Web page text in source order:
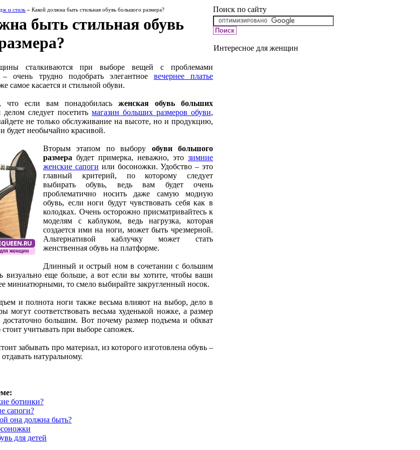
и стиль » Какой должна быть стильная обувь большого размера?
быть стильная обувь
сталкиваются при выборе вещей с проблемами
– очень трудно подобрать элегантное вечернее платье
самое касается и стильной обуви.
что если вам понадобилась женская обувь больших
следует посетить магазин больших размеров обуви,
не только обслуживание на высоте, но и продукцию,
будет необычайно красивой.
Вторым этапом по выбору обуви большого
размера будет примерка, неважно, это зимние
женские сапоги или босоножки. Удобство – это
главный критерий, по которому следует
выбирать обувь, ведь вам будет очень
проблематично носить даже самую модную
обувь, если ноги будут чувствовать себя как в
колодках. Очень осторожно присматривайтесь к
моделям с каблуком, ведь нагрузка, которая
создается ими на ноги, может быть чрезмерной.
Альтернативой каблучку может стать
женственная обувь на платформе.
Длинный и острый ном в сочетании с большим
визуально еще больше, а вот если вы хотите, чтобы ваши
миниатюрными, то смело выбирайте закругленный носок.
и полнота ноги также весьма влияют на выбор, дело в
могут соответствовать весьма худенькой ножке, а размер
большим. Вот почему размер подъема и обхват
стоит учитывать при выборе сапожек.
забывать про материал, из которого изготовлена обувь –
натуральному.
ботинки?
сапоги?
она должна быть?
для детей
Поиск по сайту
Интересное для женщин